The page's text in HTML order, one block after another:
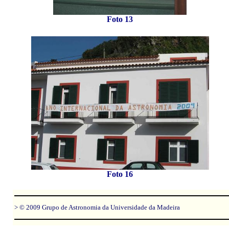
Foto 13
Foto 16
> © 2009 Grupo de Astronomia da Universidade da Madeira